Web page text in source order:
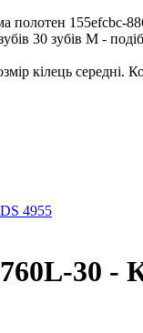
155efcbc-
30 зубів М -
кілець середні.
4955
30 -